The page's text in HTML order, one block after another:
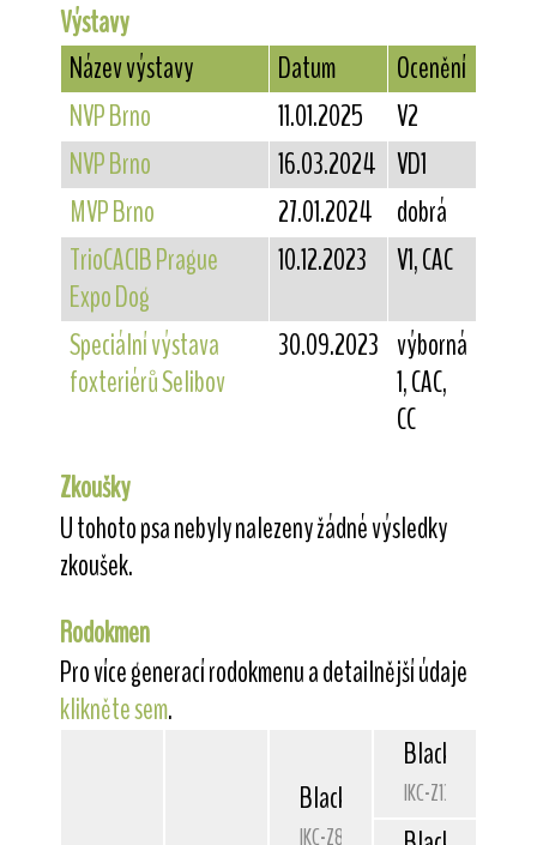
Výstavy
Název výstavy
Datum
Ocenění
NVP Brno
11.01.2025
V2
NVP Brno
16.03.2024 VD1
MVP Brno
27.01.2024
dobrá
TrioCACIB Prague
Expo Dog
10.12.2023 V1, CAC
Speciální výstava
foxteriérů Selibov
30.09.2023 výborná
1, CAC,
CC
Zkoušky
U tohoto psa nebyly nalezeny žádné výsledky
zkoušek.
Rodokmen
Pro více generací rodokmenu a detailnější údaje
klikněte sem.
Blackdale Academy
IKC-Z82397
Blackdale
IKC-Z13855